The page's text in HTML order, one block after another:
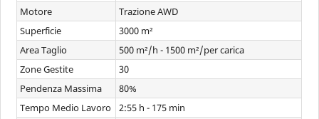
Motore
Trazione AWD
Superficie
3000 m²
Area Taglio
500 m²/h - 1500 m²/per carica
Zone Gestite
30
Pendenza Massima
80%
Tempo Medio Lavoro
2:55 h - 175 min